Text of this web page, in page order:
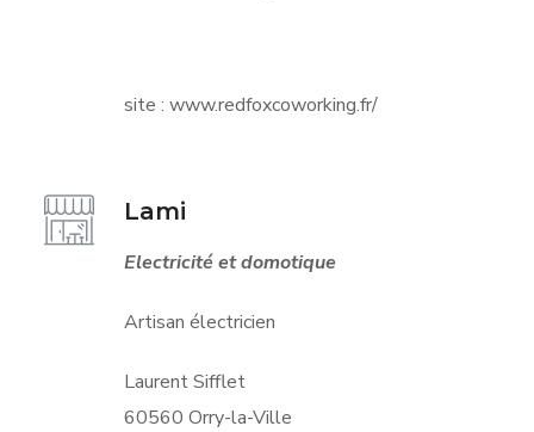
site : www.redfoxcoworking.fr/
Lami
Electricité et domotique
Artisan électricien
Laurent Sifflet
60560 Orry-la-Ville